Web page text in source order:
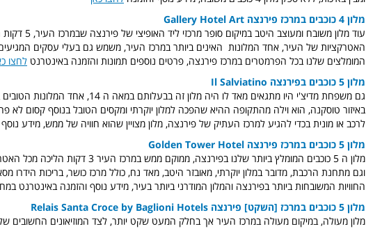
מלון 4 כוכבים במרכז פירנצה
Gallery Hotel Art
עוד מלון משובח ומעוצב היטב
האטרקציות של העיר, אחד המלונות האינים ביותר במרכז העיר, משמש גם בעלי עסקים
המומלצים שלנו בכל הפרמטרים במרכז פירנצה, פרטים נוספים תמונות והזמנה באינטרנט לחצו
מלון 5 כוכבים בפירנצה
Il Salviatino
גם משפחת מדיצ'י היו מתגאים מאד לו היה מלון זה
באיזור טוסקנה, הוא וילה מהתקופה ההיא שהפכה למלון יוקרתי ומקסים הטובל בנוסף קסום לא
לרכב או מונית בכדי להגיע למרכז העתיק של פירנצה, מלון מצויין שהוא חוויה של ממש, מידע
מלון 5 כוכבים במרכז פירנצה
Golden Tower Hotel
מלון ה 5 כוכבים המומלץ ביותר שלנו בפירנצה, ממוקם ממש
וגם מתחנת הרכבת, מדובר במלון יוקרתי, מאובזר היטב, מאד נח, כולל מרכז כושר, בריכות הידרו
החוויות המשובחות ביותר בפירנצה והמלון המודרני ביותר בעיר, מידע נוסף והזמנה באינטרנט
מלון 5 כוכבים במרכז [השקט] פירנצה
Relais Santa Croce by Baglioni Hotels
מלון מעולה, במיקום מעולה במרכז העיר אך בחלק המעט שקט יותר, לצד המוזיאונים החשובים